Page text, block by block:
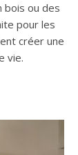
bois ou des
pour les
créer une
vie.